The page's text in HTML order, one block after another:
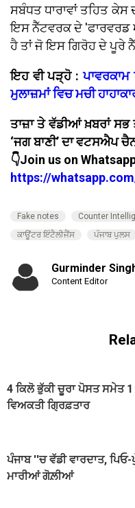
ਸਬੰਧਤ ਧਾਰਾਵਾਂ ਤਹਿਤ
ਇਸ ਨੈੱਟਵਰਕ ਦੇ 'ਫਾਰਵਰਡ
ਹੈ ਤਾਂ ਜੋ ਇਸ ਗਿਰੋਹ ਦੇ ਪੂਰੇ
ਇਹ ਵੀ ਪੜ੍ਹੋ :
ਮੁਲਾਜ਼ਮਾਂ ਵਿਚ ਮਚੀ
ਤਾਜ਼ਾ ਤੇ ਵੱਡੀਆਂ ਖ਼ਬਰਾਂ
‘ਜਗ ਬਾਣੀ’ ਦਾ ਵਟਸਐਪ
👇Join us on
https://
Fake notes Counter
ਕਾਊਂਟਰ ਇੰਟੈਲੀਜੈਂਸ
ਪੰਜਾਬ ਪੁਲਸ
Gurminder
Content Editor
4 ਕਿਲੋ ਭੁੱਕੀ ਚੂਰਾ ਪੋਸਤ ਸਮੇਤ 1
ਵਿਅਕਤੀ ਗ੍ਰਿਫ਼ਤਾਰ
ਪੰਜਾਬ ''ਚ ਵੱਡੀ ਵਾਰਦਾਤ,
ਮਾਰੀਆਂ ਗੋਲ਼ੀਆਂ